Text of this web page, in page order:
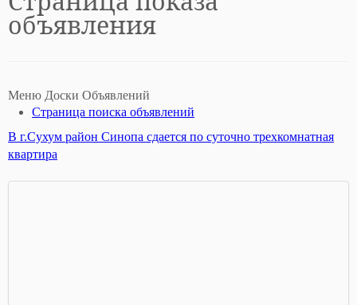
объявления
Меню Доски Объявлений
Страница поиска объявлений
В г.Сухум район Синопа сдается по суточно трехкомнатная
квартира